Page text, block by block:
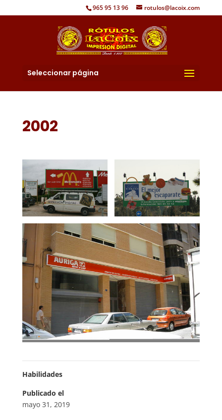
965 95 13 96 rotulos@lacoix.com
Seleccionar página
2002
Habilidades
Publicado el
mayo 31, 2019